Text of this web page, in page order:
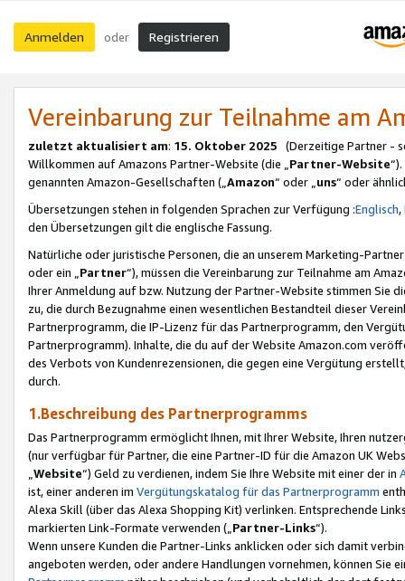
Anmelden oder Registrieren
Vereinbarung zur Teilnahme am
zuletzt aktualisiert am: 15. Oktober 2025 (Derzeitige Partner -
Willkommen auf Amazons Partner-Website (die „Partner-Website
genannten Amazon-Gesellschaften („Amazon“ oder „uns“ oder
Übersetzungen stehen in folgenden Sprachen zur Verfügung :Englisch,
den Übersetzungen gilt die englische Fassung.
Natürliche oder juristische Personen, die an unserem Marketing-
oder ein „Partner“), müssen die Vereinbarung zur Teilnahme am
Ihrer Anmeldung auf bzw. Nutzung der Partner-Website stimmen Sie
zu, die durch Bezugnahme einen wesentlichen Bestandteil dieser
Partnerprogramm, die IP-Lizenz für das Partnerprogramm, den
Partnerprogramm). Inhalte, die du auf der Website Amazon.com
des Verbots von Kundenrezensionen, die gegen eine Vergütung
durch.
1.Beschreibung des Partnerprogramms
Das Partnerprogramm ermöglicht Ihnen, mit Ihrer Website, Ihren
(nur verfügbar für Partner, die eine Partner-ID für die Amazon UK
Website“) Geld zu verdienen, indem Sie Ihre Website mit einer der in
ist, einer anderen im Vergütungskatalog für das Partnerprogramm
Alexa Skill (über das Alexa Shopping Kit) verlinken. Entsprechende
markierten Link-Formate verwenden („ Partner-Links“).
Wenn unsere Kunden die Partner-Links anklicken oder sich damit
angeboten werden, oder andere Handlungen vornehmen, können Sie